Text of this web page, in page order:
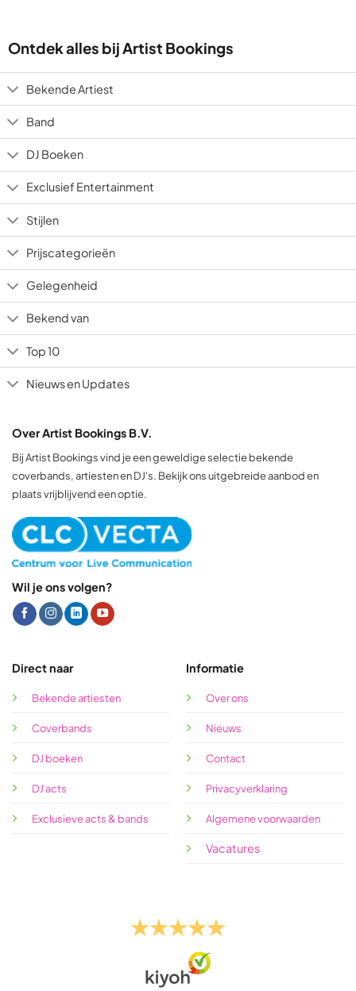
Ontdek alles bij Artist Bookings
Bekende Artiest
Band
DJ Boeken
Exclusief Entertainment
Stijlen
Prijscategorieën
Gelegenheid
Bekend van
Top 10
Nieuws en Updates
Over Artist Bookings B.V.
Bij Artist Bookings vind je een geweldige selectie bekende
coverbands, artiesten en DJ's. Bekijk ons uitgebreide aanbod en
plaats vrijblijvend een optie.
Wil je ons volgen?
Direct naar
Bekende artiesten
Coverbands
DJ boeken
DJ acts
Exclusieve acts & bands
Informatie
Over ons
Nieuws
Contact
Privacyverklaring
Algemene voorwaarden
Vacatures